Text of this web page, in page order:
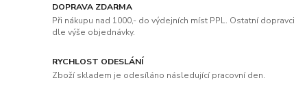
DOPRAVA ZDARMA
Při nákupu nad 1000,- do výdejních míst PPL. Ostatní dopravci
dle výše objednávky.
RYCHLOST ODESLÁNÍ
Zboží skladem je odesíláno následující pracovní den.